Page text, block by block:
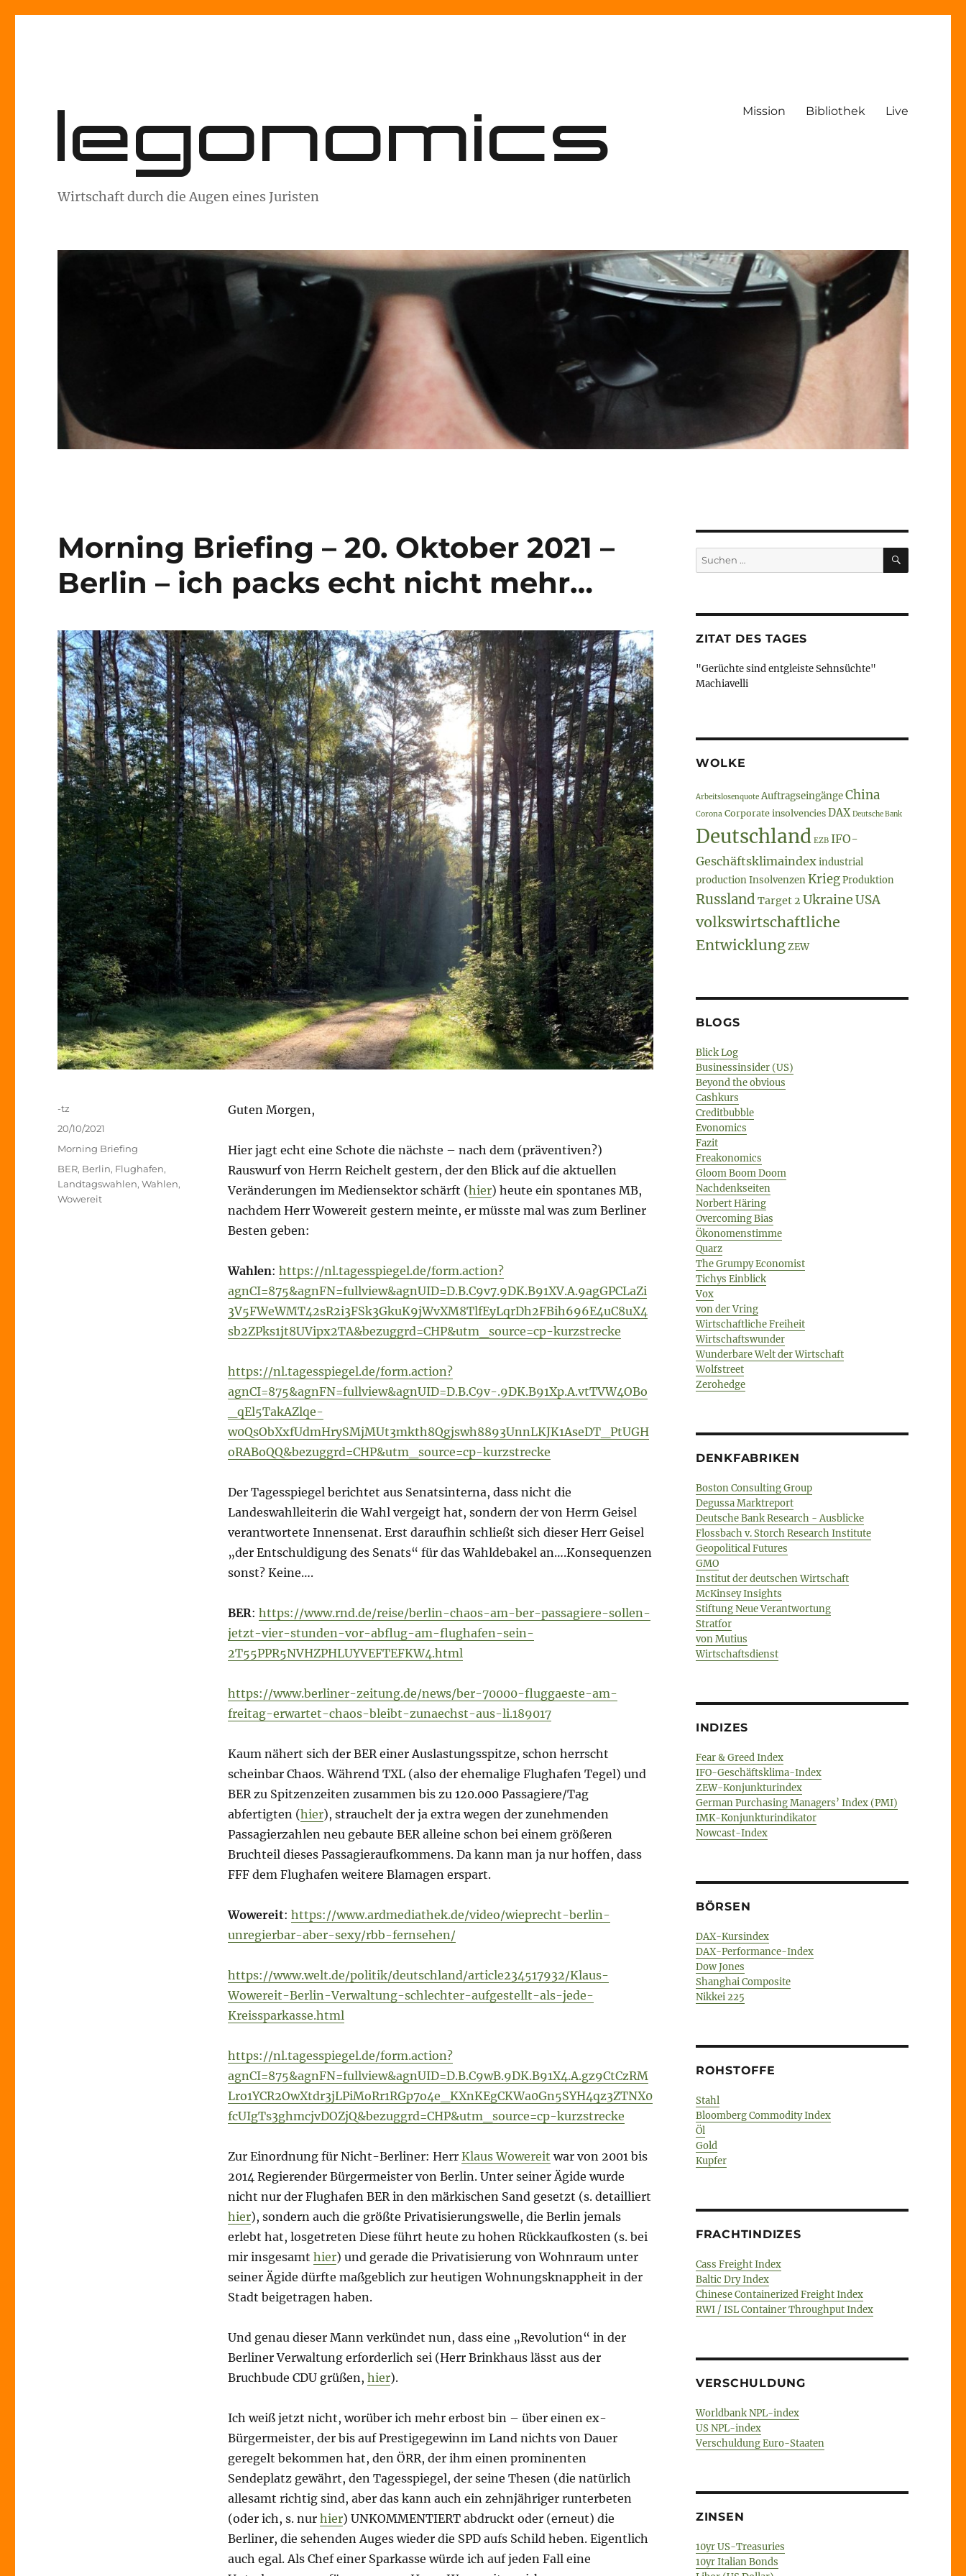
legonomics
Wirtschaft durch die Augen eines Juristen
Mission Bibliothek Live
Morning Briefing – 20. Oktober 2021 –
Berlin – ich packs echt nicht mehr…
Guten Morgen,
Hier jagt echt eine Schote die nächste – nach dem (präventiven?)
Rauswurf von Herrn Reichelt gestern, der den Blick auf die aktuellen
Veränderungen im Mediensektor schärft (hier) heute ein spontanes MB,
nachdem Herr Wowereit gestern meinte, er müsste mal was zum Berliner
Besten geben:
Wahlen: https://nl.tagesspiegel.de/form.action?
agnCI=875&agnFN=fullview&agnUID=D.B.C9v7.9DK.B91XV.A.9agGPCLaZi
3V5FWeWMT42sR2i3FSk3GkuK9jWvXM8TlfEyLqrDh2FBih696E4uC8uX4
sb2ZPks1jt8UVipx2TA&bezuggrd=CHP&utm_source=cp-kurzstrecke
https://nl.tagesspiegel.de/form.action?
agnCI=875&agnFN=fullview&agnUID=D.B.C9v-.9DK.B91Xp.A.vtTVW4OBo
_qEl5TakAZlqe-
w0QsObXxfUdmHrySMjMUt3mkth8Qgjswh8893UnnLKJK1AseDT_PtUGH
oRABoQQ&bezuggrd=CHP&utm_source=cp-kurzstrecke
Der Tagesspiegel berichtet aus Senatsinterna, dass nicht die
Landeswahlleiterin die Wahl vergeigt hat, sondern der von Herrn Geisel
verantwortete Innensenat. Erst daraufhin schließt sich dieser Herr Geisel
„der Entschuldigung des Senats“ für das Wahldebakel an….Konsequenzen
sonst? Keine….
BER: https://www.rnd.de/reise/berlin-chaos-am-ber-passagiere-sollen-
jetzt-vier-stunden-vor-abflug-am-flughafen-sein-
2T55PPR5NVHZPHLUYVEFTEFKW4.html
https://www.berliner-zeitung.de/news/ber-70000-fluggaeste-am-
freitag-erwartet-chaos-bleibt-zunaechst-aus-li.189017
Kaum nähert sich der BER einer Auslastungsspitze, schon herrscht
scheinbar Chaos. Während TXL (also der ehemalige Flughafen Tegel) und
BER zu Spitzenzeiten zusammen bis zu 120.000 Passagiere/Tag
abfertigten (hier), strauchelt der ja extra wegen der zunehmenden
Passagierzahlen neu gebaute BER alleine schon bei einem größeren
Bruchteil dieses Passagieraufkommens. Da kann man ja nur hoffen, dass
FFF dem Flughafen weitere Blamagen erspart.
Wowereit: https://www.ardmediathek.de/video/wieprecht-berlin-
unregierbar-aber-sexy/rbb-fernsehen/
https://www.welt.de/politik/deutschland/article234517932/Klaus-
Wowereit-Berlin-Verwaltung-schlechter-aufgestellt-als-jede-
Kreissparkasse.html
https://nl.tagesspiegel.de/form.action?
agnCI=875&agnFN=fullview&agnUID=D.B.C9wB.9DK.B91X4.A.gz9CtCzRM
Lro1YCR2OwXtdr3jLPiMoRr1RGp7o4e_KXnKEgCKWa0Gn5SYH4qz3ZTNX0
fcUIgTs3ghmcjvDOZjQ&bezuggrd=CHP&utm_source=cp-kurzstrecke
Zur Einordnung für Nicht-Berliner: Herr Klaus Wowereit war von 2001 bis
2014 Regierender Bürgermeister von Berlin. Unter seiner Ägide wurde
nicht nur der Flughafen BER in den märkischen Sand gesetzt (s. detailliert
hier), sondern auch die größte Privatisierungswelle, die Berlin jemals
erlebt hat, losgetreten Diese führt heute zu hohen Rückkaufkosten (s. bei
mir insgesamt hier) und gerade die Privatisierung von Wohnraum unter
seiner Ägide dürfte maßgeblich zur heutigen Wohnungsknappheit in der
Stadt beigetragen haben.
Und genau dieser Mann verkündet nun, dass eine „Revolution“ in der
Berliner Verwaltung erforderlich sei (Herr Brinkhaus lässt aus der
Bruchbude CDU grüßen, hier).
Ich weiß jetzt nicht, worüber ich mehr erbost bin – über einen ex-
Bürgermeister, der bis auf Prestigegewinn im Land nichts von Dauer
geregelt bekommen hat, den ÖRR, der ihm einen prominenten
Sendeplatz gewährt, den Tagesspiegel, der seine Thesen (die natürlich
allesamt richtig sind, aber das kann auch ein zehnjähriger runterbeten
(oder ich, s. nur hier) UNKOMMENTIERT abdruckt oder (erneut) die
Berliner, die sehenden Auges wieder die SPD aufs Schild heben. Eigentlich
auch egal. Als Chef einer Sparkasse würde ich auf jeden Fall eine
Autor
-tz
Veröffentlicht
20/10/2021
Kategorien
Morning Briefing
Schlagwörter
BER, Berlin, Flughafen,
Landtagswahlen,Wahlen,
Wowereit
Suche
nach:
SUCHEN
ZITAT DES TAGES
"Gerüchte sind entgleiste Sehnsüchte"
Machiavelli
WOLKE
Arbeitslosenquote AuftragseingängeChina
Corona Corporate insolvencies DAX Deutsche Bank
Deutschland EZB IFO-
Geschäftsklimaindexindustrial
productionInsolvenzenKriegProduktion
Russland Target 2 UkraineUSA
volkswirtschaftliche
EntwicklungZEW
BLOGS
Blick Log
Businessinsider (US)
Beyond the obvious
Cashkurs
Creditbubble
Evonomics
Fazit
Freakonomics
Gloom Boom Doom
Nachdenkseiten
Norbert Häring
Overcoming Bias
Ökonomenstimme
Quarz
The Grumpy Economist
Tichys Einblick
Vox
von der Vring
Wirtschaftliche Freiheit
Wirtschaftswunder
Wunderbare Welt der Wirtschaft
Wolfstreet
Zerohedge
DENKFABRIKEN
Boston Consulting Group
Degussa Marktreport
Deutsche Bank Research - Ausblicke
Flossbach v. Storch Research Institute
Geopolitical Futures
GMO
Institut der deutschen Wirtschaft
McKinsey Insights
Stiftung Neue Verantwortung
Stratfor
von Mutius
Wirtschaftsdienst
INDIZES
Fear & Greed Index
IFO-Geschäftsklima-Index
ZEW-Konjunkturindex
German Purchasing Managers’ Index (PMI)
IMK-Konjunkturindikator
Nowcast-Index
BÖRSEN
DAX-Kursindex
DAX-Performance-Index
Dow Jones
Shanghai Composite
Nikkei 225
ROHSTOFFE
Stahl
Bloomberg Commodity Index
Öl
Gold
Kupfer
FRACHTINDIZES
Cass Freight Index
Baltic Dry Index
Chinese Containerized Freight Index
RWI / ISL Container Throughput Index
VERSCHULDUNG
Worldbank NPL-index
US NPL-index
Verschuldung Euro-Staaten
ZINSEN
10yr US-Treasuries
10yr Italian Bonds